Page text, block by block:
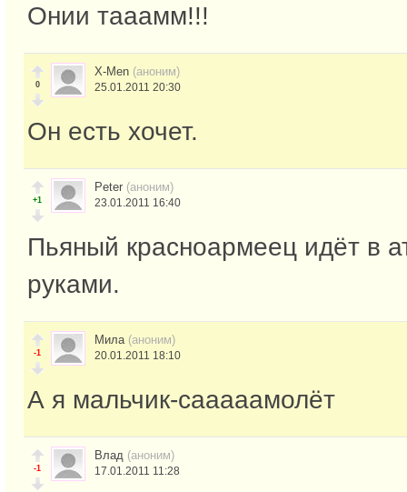
Онии тааамм!!!
0
X-Men (аноним)
25.01.2011 20:30
Он есть хочет.
+1
Peter (аноним)
23.01.2011 16:40
Пьяный красноармеец идёт в
руками.
-1
Мила (аноним)
20.01.2011 18:10
А я мальчик-сааааамолёт
-1
Влад (аноним)
17.01.2011 11:28